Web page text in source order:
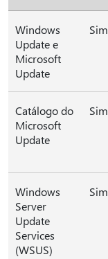
Windows
Update e
Microsoft
Update
Sim
Catálogo do
Microsoft
Update
Sim
Windows
Server
Update
Services
(WSUS)
Sim